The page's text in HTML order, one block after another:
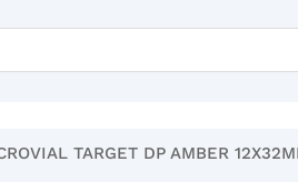
TARGET DP AMBER